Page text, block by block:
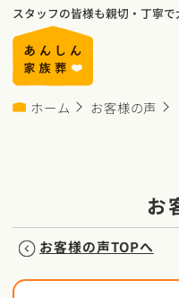
スタッフの皆様も親切・丁寧
ホーム お客様の声
お
お客様の声TOPへ